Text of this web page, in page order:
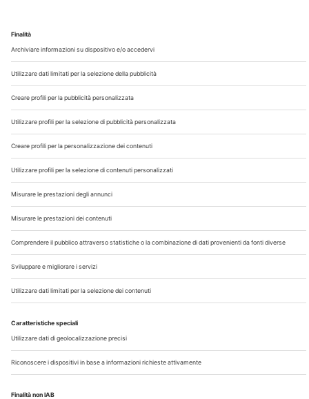
Chi Siamo
Contatti
Note Legali
Privacy
©2026 Edra S.p.a | www.edraspa.it | P.iva 08056040960
| Tel. 02/881841 | Sede legale: Viale Enrico Forlanini 21 -
20134 Milano (Italy)